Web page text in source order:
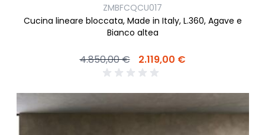
ZMBFCQCU017
Cucina lineare bloccata, Made in Italy, L.360, Agave e
Bianco altea
4.850,00 € 2.119,00 €